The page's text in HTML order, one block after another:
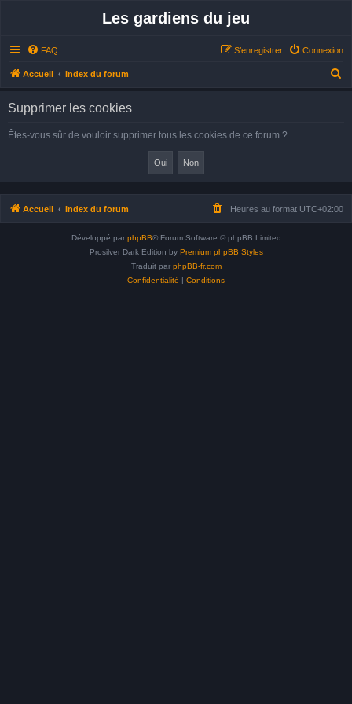
Les gardiens du jeu
FAQ Connexion
S’enregistrer
Accueil Index du forum
e
Supprimer les cookies
Êtes-vous sûr de vouloir supprimer tous les cookies de ce forum ?
Accueil Index du forum Heures au format UTC+02:00
Développé par phpBB® Forum Software © phpBB Limited
Prosilver Dark Edition by Premium phpBB Styles
Traduit par phpBB-fr.com
Confidentialité | Conditions